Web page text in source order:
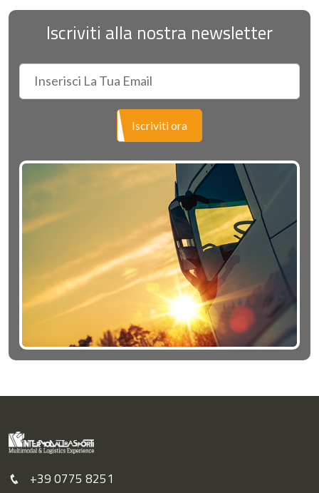
Iscriviti alla nostra newsletter
Iscriviti ora
+39 0775 8251